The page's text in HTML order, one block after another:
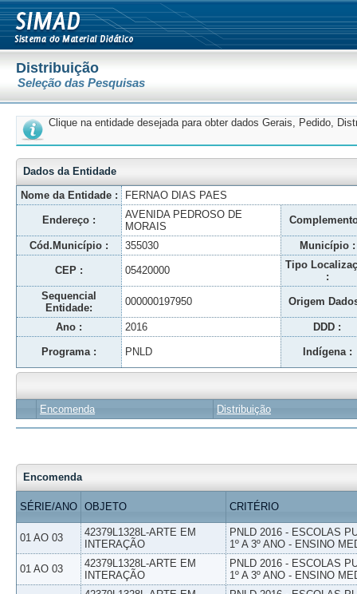
Distribuição
Seleção das Pesquisas
Clique na entidade desejada para obter dados Gerais, Pedido,
Dados da Entidade
Nome da Entidade :
FERNAO DIAS PAES
Endereço :
AVENIDA PEDROSO DE
MORAIS
Cód.Município : 355030 Município :
CEP : 05420000
Tipo
:
Sequencial
Entidade:
000000197950 Origem
Ano : 2016 DDD :
Programa : PNLD Indígena :
Encomenda Distribuição
Encomenda
SÉRIE/ANO OBJETO CRITÉRIO
01 AO 03
42379L1328L-ARTE EM
INTERAÇÃO
PNLD 2016 - ESCOLAS
1º A 3º ANO - ENSINO
01 AO 03
42379L1328L-ARTE EM
INTERAÇÃO
PNLD 2016 - ESCOLAS
1º A 3º ANO - ENSINO